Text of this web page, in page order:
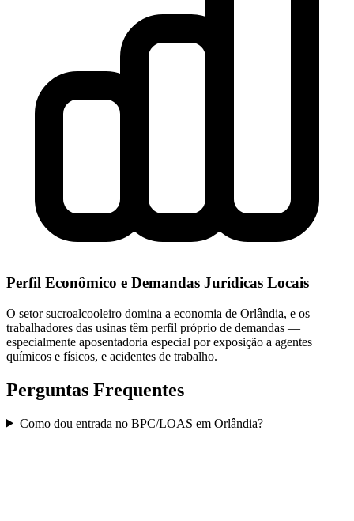
Perfil Econômico e Demandas Jurídicas Locais
O setor sucroalcooleiro domina a economia de Orlândia, e os
trabalhadores das usinas têm perfil próprio de demandas —
especialmente aposentadoria especial por exposição a agentes
químicos e físicos, e acidentes de trabalho.
Perguntas Frequentes
Como dou entrada no BPC/LOAS em Orlândia?